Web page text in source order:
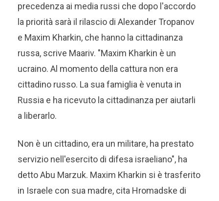
precedenza ai media russi che dopo l'accordo
la priorità sarà il rilascio di Alexander Tropanov
e Maxim Kharkin, che hanno la cittadinanza
russa, scrive Maariv. "Maxim Kharkin è un
ucraino. Al momento della cattura non era
cittadino russo. La sua famiglia è venuta in
Russia e ha ricevuto la cittadinanza per aiutarli
a liberarlo.
Non è un cittadino, era un militare, ha prestato
servizio nell'esercito di difesa israeliano", ha
detto Abu Marzuk. Maxim Kharkin si è trasferito
in Israele con sua madre, cita Hromadske di